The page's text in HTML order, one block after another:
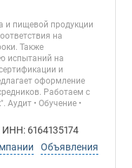
и пищевой продукции
на
Также
испытаний на
и
оформление
Работаем с
Аудит • Обучение •
6164135174
Объявления